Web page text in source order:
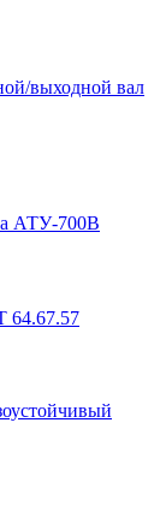
выходной вал
АТУ-700В
64.67.57